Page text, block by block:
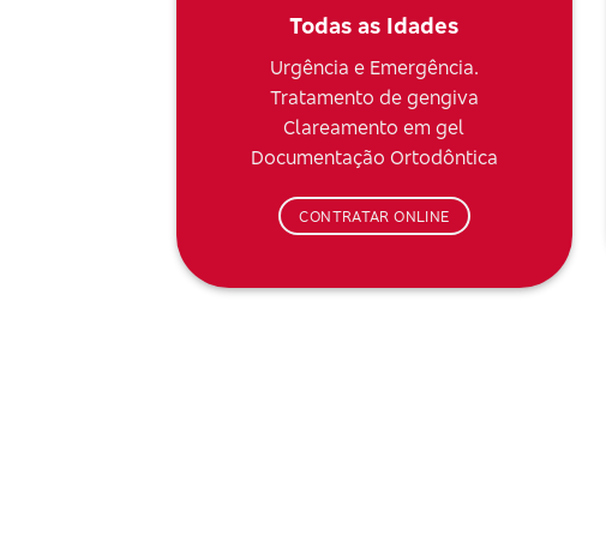
Todas as Idades
Urgência e Emergência.
Tratamento de gengiva
Clareamento em gel
Documentação Ortodôntica
CONTRATAR ONLINE